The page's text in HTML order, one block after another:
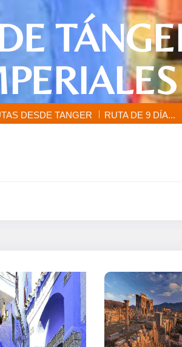
DESDE TANGER RUTA DE 9 DÍA...